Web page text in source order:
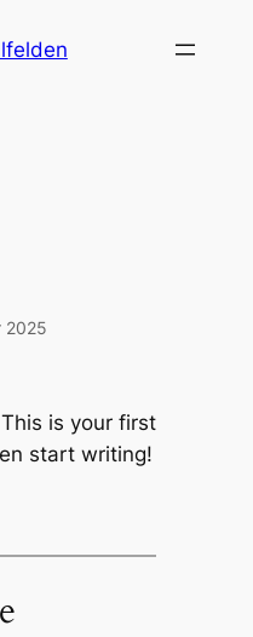
2025
is your first
start writing!